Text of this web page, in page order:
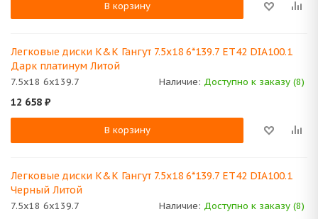
В корзину
Легковые диски K&K Гангут 7.5x18 6*139.7 ET42 DIA100.1
Дарк платинум Литой
7.5x18 6x139.7 Наличие: Доступно к заказу (8)
12 658 ₽
В корзину
Легковые диски K&K Гангут 7.5x18 6*139.7 ET42 DIA100.1
Черный Литой
7.5x18 6x139.7 Наличие: Доступно к заказу (8)